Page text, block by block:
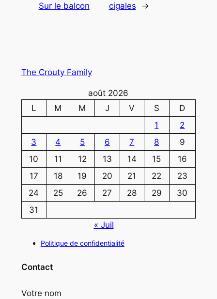
Sur le balcon
cigales
→
The Crouty Family
août 2026
L
M M J V S
D
1
2
3
4 5 6 7 8
9
10
11 12 13 14 15
16
17
18 19 20 21 22
23
24
25 26 27 28 29
30
31
« Juil
Politique de confidentialité
Contact
Votre nom